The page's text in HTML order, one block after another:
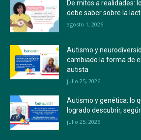
De mitos a realidades:
debe saber sobre la
agosto 1, 2026
Autismo y
cambiado la forma de
autista
julio 25, 2026
Autismo y genética: lo
logrado descubrir,
julio 25, 2026